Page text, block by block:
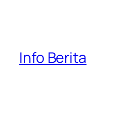
Info Berita